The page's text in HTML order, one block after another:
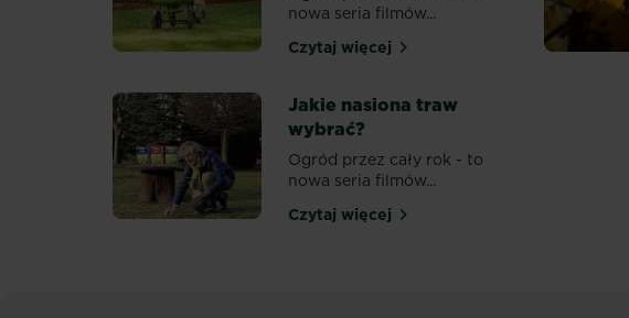
nowa seria filmów...
Czytaj więcejJak przygotować trawnik na sezon?
Jakie nasiona traw
wybrać?
Ogród przez cały rok - to
nowa seria filmów...
Czytaj więcejJakie nasiona traw wybrać?